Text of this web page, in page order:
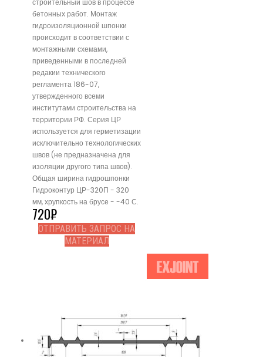
бетонных работ. Монтаж
гидроизоляционной шпонки
происходит в соответствии с
монтажными схемами,
приведенными в последней
редакии технического
регламента 186-07,
утвержденного всеми
институтами строительства на
территории РФ. Серия ЦР
используется для герметизации
исключительно технологических
швов (не предназначена для
изоляции другого типа швов).
Общая ширина гидрошпонки
Гидроконтур ЦР-320П - 320
мм, хрупкость на брусе - -40 С.
720₽
ОТПРАВИТЬ ЗАПРОС НА
МАТЕРИАЛ